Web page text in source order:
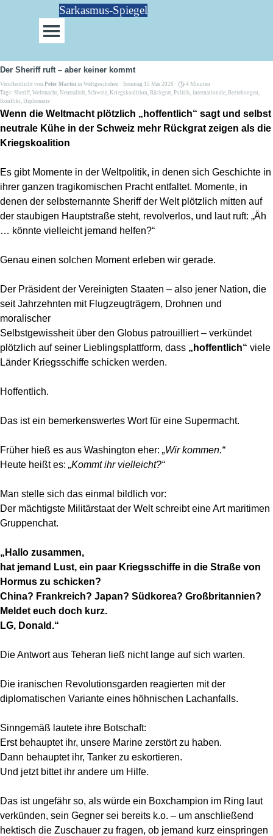
Direkt zum SeiteninhaltSarkasmus-Spiegel
Menü überspringen
Der Sheriff ruft – aber keiner kommt
Veröffentlicht von Peter Martin in Weltgeschehen · Sonntag 15 Mär 2026 ·
4 Minuten
Tags: Sheriff, Weltmacht, Neutralität, Schweiz, Kriegskoalition, Rückgrat, Politik, internationale, Beziehungen,
Konflikt, Diplomatie
Wenn die Weltmacht plötzlich „hoffentlich“ sagt und selbst
neutrale Kühe in der Schweiz mehr Rückgrat zeigen als die
Kriegskoalition
Es gibt Momente in der Weltpolitik, in denen sich Geschichte in
ihrer ganzen tragikomischen Pracht entfaltet. Momente, in
denen der selbsternannte Sheriff der Welt plötzlich mitten auf
der staubigen Hauptstraße steht, revolverlos, und laut ruft: „Äh
… könnte vielleicht jemand helfen?“
Genau einen solchen Moment erleben wir gerade.
Der Präsident der Vereinigten Staaten – also jener Nation, die
seit Jahrzehnten mit Flugzeugträgern, Drohnen und
moralischer
Selbstgewissheit über den Globus patrouilliert – verkündet
plötzlich auf seiner Lieblingsplattform, dass „hoffentlich“ viele
Länder Kriegsschiffe schicken werden.
Hoffentlich.
Das ist ein bemerkenswertes Wort für eine Supermacht.
Früher hieß es aus Washington eher: „Wir kommen.“
Heute heißt es: „Kommt ihr vielleicht?“
Man stelle sich das einmal bildlich vor:
Der mächtigste Militärstaat der Welt schreibt eine Art maritimen
Gruppenchat.
„Hallo zusammen,
hat jemand Lust, ein paar Kriegsschiffe in die Straße von
Hormus zu schicken?
China? Frankreich? Japan? Südkorea? Großbritannien?
Meldet euch doch kurz.
LG, Donald.“
Die Antwort aus Teheran ließ nicht lange auf sich warten.
Die iranischen Revolutionsgarden reagierten mit der
diplomatischen Variante eines höhnischen Lachanfalls.
Sinngemäß lautete ihre Botschaft:
Erst behauptet ihr, unsere Marine zerstört zu haben.
Dann behauptet ihr, Tanker zu eskortieren.
Und jetzt bittet ihr andere um Hilfe.
Das ist ungefähr so, als würde ein Boxchampion im Ring laut
verkünden, sein Gegner sei bereits k.o. – um anschließend
hektisch die Zuschauer zu fragen, ob jemand kurz einspringen